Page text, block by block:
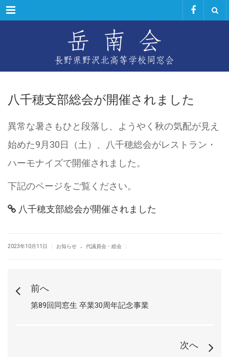
Menu
八千穂支部総会が開催されました
異常な暑さもひと段落し、ようやく秋の気配が見え
始めた9月30日（土）、八千穂総会がレストラン・
ハーモナイズで開催されました。
下記のページをご覧ください。
八千穂支部総会が開催されました
2023年10月11日 お知らせ . 代議員会・総会
前へ
第89回同窓生 卒業30周年記念事業
次へ